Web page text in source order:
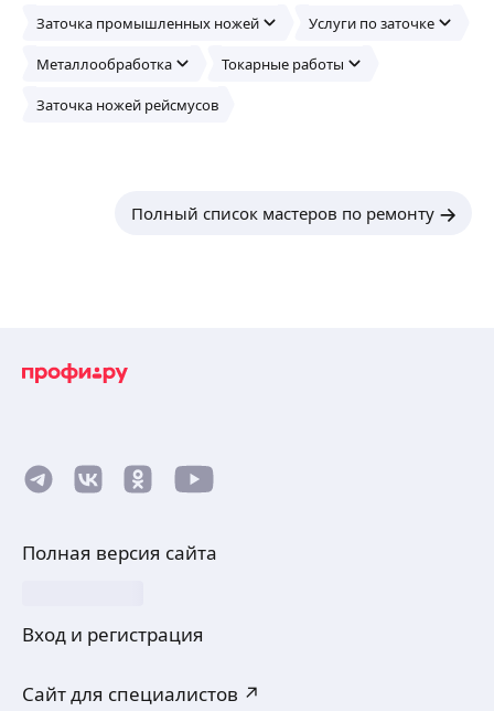
Заточка промышленных ножей Услуги по заточке
Металлообработка Токарные работы
Заточка ножей рейсмусов
Полный список мастеров по ремонту
Полная версия сайта
Вход и регистрация
Сайт для специалистов ↗